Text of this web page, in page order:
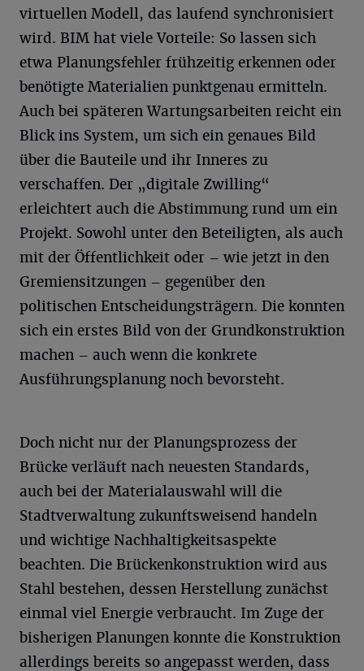
virtuellen Modell, das laufend synchronisiert
wird. BIM hat viele Vorteile: So lassen sich
etwa Planungsfehler frühzeitig erkennen oder
benötigte Materialien punktgenau ermitteln.
Auch bei späteren Wartungsarbeiten reicht ein
Blick ins System, um sich ein genaues Bild
über die Bauteile und ihr Inneres zu
verschaffen. Der „digitale Zwilling“
erleichtert auch die Abstimmung rund um ein
Projekt. Sowohl unter den Beteiligten, als auch
mit der Öffentlichkeit oder – wie jetzt in den
Gremiensitzungen – gegenüber den
politischen Entscheidungsträgern. Die konnten
sich ein erstes Bild von der Grundkonstruktion
machen – auch wenn die konkrete
Ausführungsplanung noch bevorsteht.
Doch nicht nur der Planungsprozess der
Brücke verläuft nach neuesten Standards,
auch bei der Materialauswahl will die
Stadtverwaltung zukunftsweisend handeln
und wichtige Nachhaltigkeitsaspekte
beachten. Die Brückenkonstruktion wird aus
Stahl bestehen, dessen Herstellung zunächst
einmal viel Energie verbraucht. Im Zuge der
bisherigen Planungen konnte die Konstruktion
allerdings bereits so angepasst werden, dass